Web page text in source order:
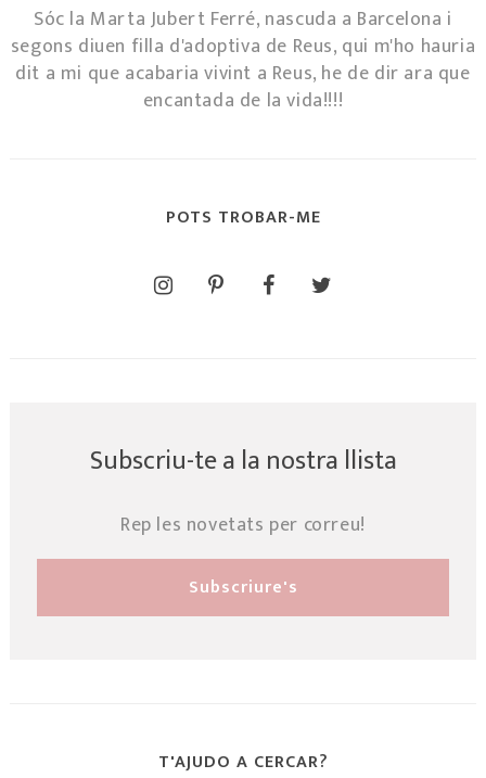
Sóc la Marta Jubert Ferré, nascuda a Barcelona i
segons diuen filla d'adoptiva de Reus, qui m'ho hauria
dit a mi que acabaria vivint a Reus, he de dir ara que
encantada de la vida!!!!
POTS TROBAR-ME
Subscriu-te a la nostra llista
Rep les novetats per correu!
T'AJUDO A CERCAR?